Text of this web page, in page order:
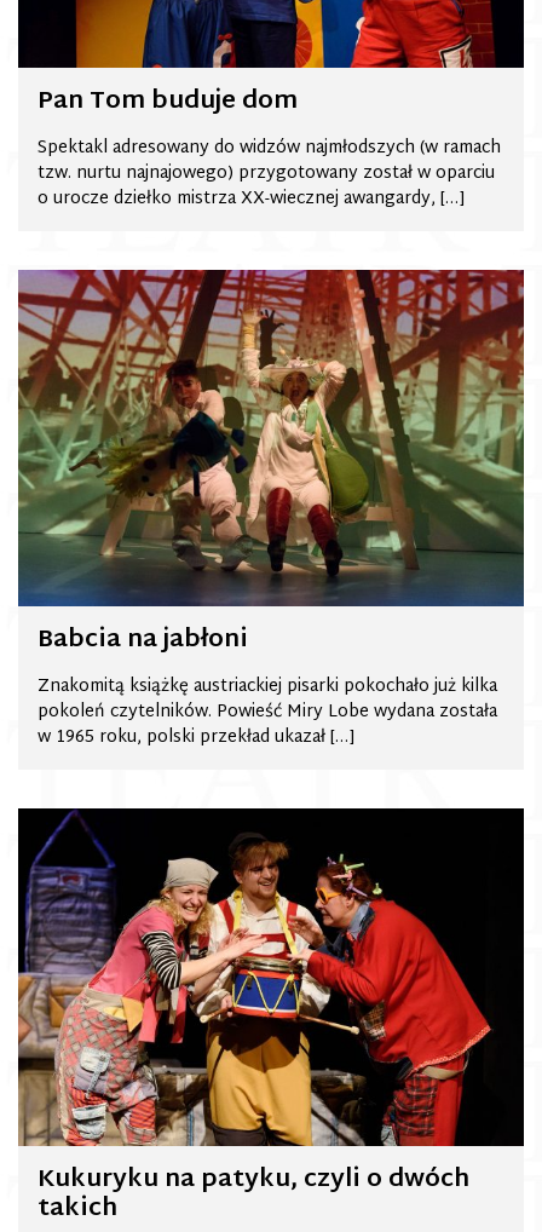
Pan Tom buduje dom
Spektakl adresowany do widzów najmłodszych (w ramach
tzw. nurtu najnajowego) przygotowany został w oparciu
o urocze dziełko mistrza XX-wiecznej awangardy, […]
Babcia na jabłoni
Znakomitą książkę austriackiej pisarki pokochało już kilka
pokoleń czytelników. Powieść Miry Lobe wydana została
w 1965 roku, polski przekład ukazał […]
Kukuryku na patyku, czyli o dwóch
takich